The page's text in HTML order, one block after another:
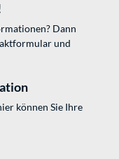
Dann
und
können Sie Ihre